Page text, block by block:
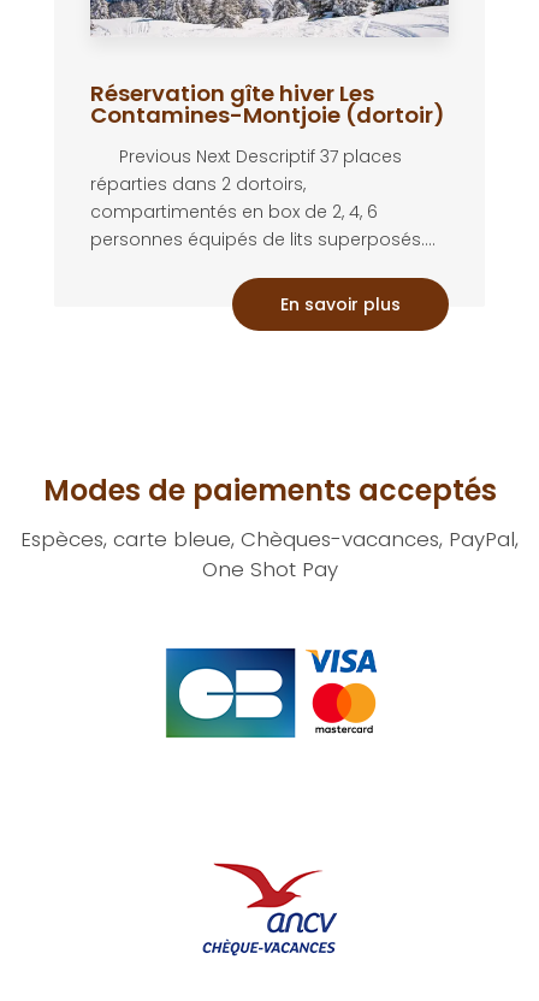
Réservation gîte hiver Les
Contamines-Montjoie (dortoir)
Previous Next Descriptif 37 places
réparties dans 2 dortoirs,
compartimentés en box de 2, 4, 6
personnes équipés de lits superposés....
En savoir plus
Modes de paiements acceptés
Espèces, carte bleue, Chèques-vacances, PayPal,
One Shot Pay